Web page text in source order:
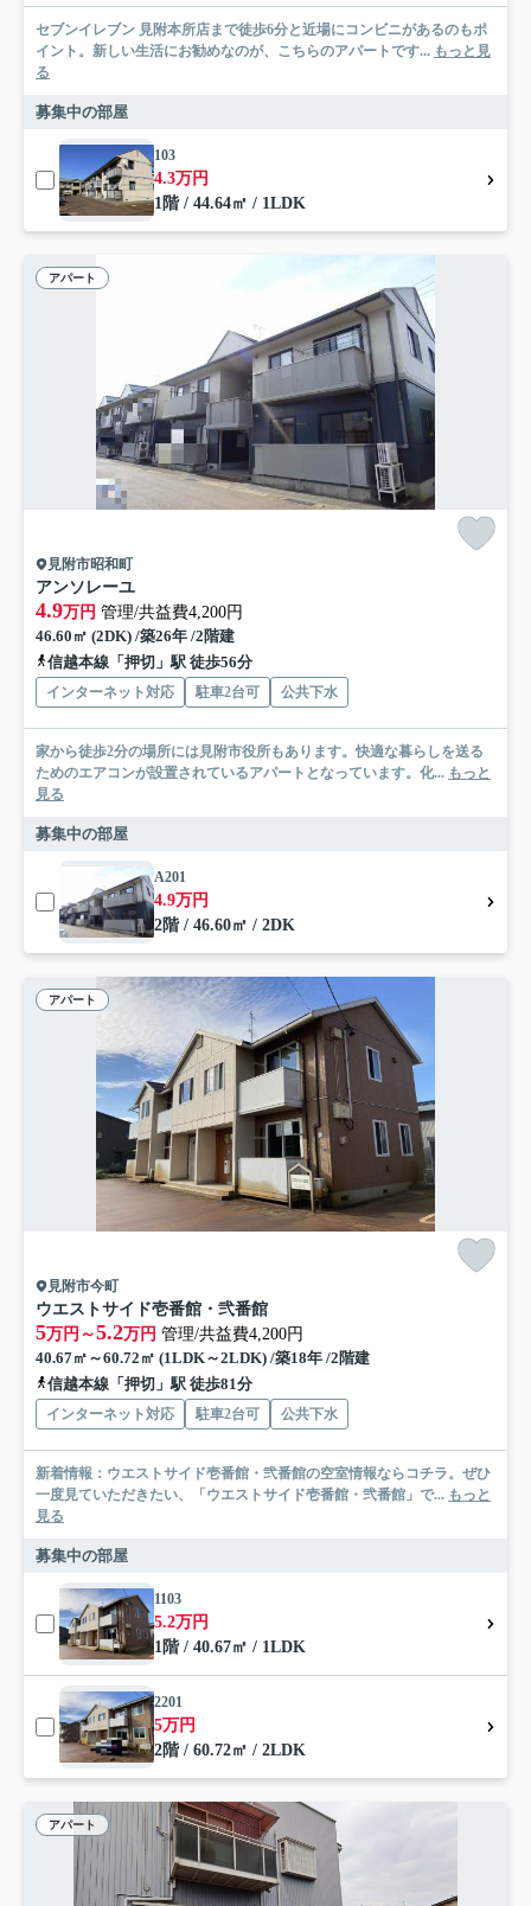
セブンイレブン 見附本所店まで徒歩6分と近場にコンビニがあるのもポ
イント。新しい生活にお勧めなのが、こちらのアパートです... もっと見
る
募集中の部屋
103
4.3万円
1階 / 44.64㎡ / 1LDK
アパート
見附市昭和町
アンソレーユ
4.9万円 管理/共益費4,200円
46.60㎡ (2DK) /築26年 /2階建
信越本線「押切」駅 徒歩56分
インターネット対応 駐車2台可 公共下水
家から徒歩2分の場所には見附市役所もあります。快適な暮らしを送る
ためのエアコンが設置されているアパートとなっています。化... もっと
見る
募集中の部屋
A201
4.9万円
2階 / 46.60㎡ / 2DK
アパート
見附市今町
ウエストサイド壱番館・弐番館
5万円～5.2万円 管理/共益費4,200円
40.67㎡～60.72㎡ (1LDK～2LDK) /築18年 /2階建
信越本線「押切」駅 徒歩81分
インターネット対応 駐車2台可 公共下水
新着情報：ウエストサイド壱番館・弐番館の空室情報ならコチラ。ぜひ
一度見ていただきたい、「ウエストサイド壱番館・弐番館」で... もっと
見る
募集中の部屋
1103
5.2万円
1階 / 40.67㎡ / 1LDK
2201
5万円
2階 / 60.72㎡ / 2LDK
アパート